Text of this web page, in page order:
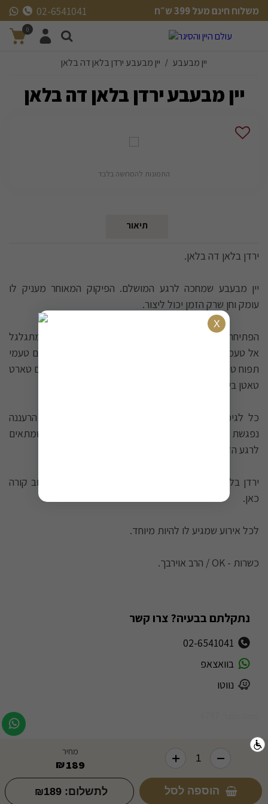
משלוח חינם מעל 399 ש״ח
משלוח חינם מעל 399 ש״ח
02-6541041
0
יין מבעבע / יין מבעבע ירדן בלאן דה בלאן
יין מבעבע ירדן בלאן דה בלאן
התמונות להמחשה בלבד
תיאור
ירדן בלאן דה בלאן.
יין מבעבע שמחכה לרגע המושלם. הפיקוק המאוחר מעניק לו
עומק וחן שרק הזמן יכול ליצור.
הפתיחה מתחילה בניחוח של קרואסון קלוי, חם ומזמין. מתגלגל
אל טעמי לימון בשל וקלמנטינה עסיסית, כשברקע מתנגנים טעמי
תפוח טרי, בושם עדין ואגוזים צלויים. הסיום מתמתק בטעם טארט
טאטן ביתי.
כל לגימה חושפת שכבה חדשה של טעמים. החמיצות הרעננה
נפגשת עם האלגנטיות, יוצרת יין מבעבע מהנה לשתייה שמתאים
לרגע הזה ורק ישתפר עם השנים.
ירדן בלאן דה בלאן - כשרוצים להרגיש שמשהו אמיתי וטוב קורה
כאן.
לכל אירוע שמגיע לו להיות מיוחד.
כשרות - OK / הרב אוירבך.
מחיר
189
₪
הוספה לסל לתשלום: 189
₪
נתקלתם בבעיה? צרו קשר
02-6541041
בוואצאפ
נווטו